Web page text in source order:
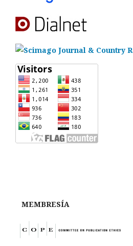
MEMBRESÍA